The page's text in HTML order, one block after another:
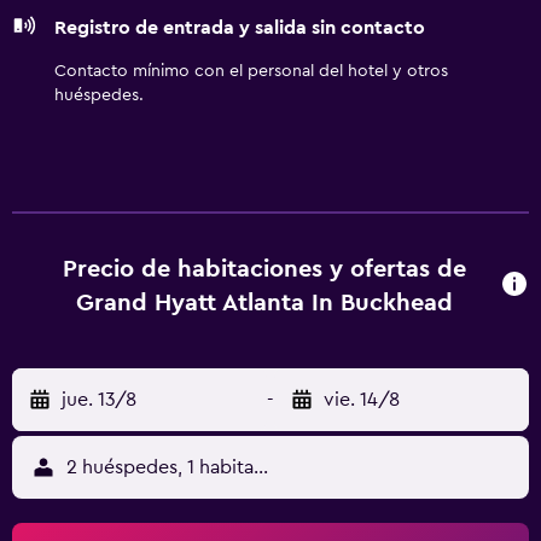
gratuitos y tabla de planchar con plancha. Se ofrece
servicio de descubierta nocturno y servicio de limpieza
todos los días. Es posible solicitar masajes en la
Registro de entrada y salida sin contacto
Contacto mínimo con el personal del hotel y otros
huéspedes.
Precio de habitaciones y ofertas de
Grand Hyatt Atlanta In Buckhead
jue. 13/8 - vie. 14/8
2 huéspedes, 1 habitación